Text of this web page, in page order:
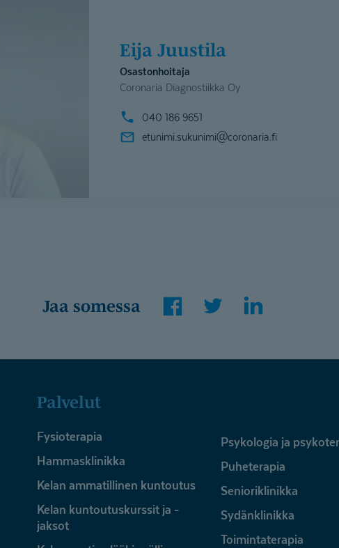
Eija Juustila
Osastonhoitaja
Coronaria Diagnostiikka Oy
040 186 9651
etunimi.sukunimi@coronaria.fi
Jaa somessa
Palvelut
Fysioterapia
Hammasklinikka
Kelan ammatillinen kuntoutus
Kelan kuntoutuskurssit ja -
jaksot
Psykologia ja
Puheterapia
Senioriklinikka
Sydänklinikka
Toimintaterapia